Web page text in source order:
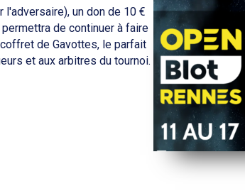
un don de 10 €
de continuer à faire
de Gavottes, le parfait
et aux arbitres du tournoi.